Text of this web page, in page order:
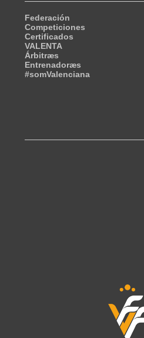
Federación
Competiciones
Certificados
VALENTA
Árbitræs
Entrenadoræs
#somValenciana